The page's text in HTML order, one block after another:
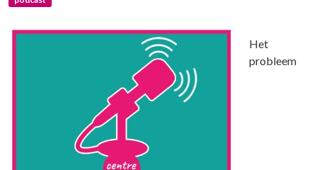
Het
probleem